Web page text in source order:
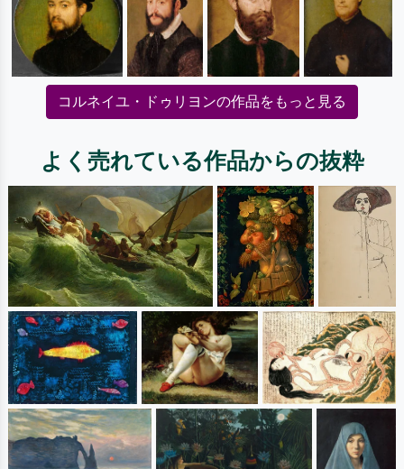
コルネイユ・ドゥリヨンの作品をもっと見る
よく売れている作品からの抜粋